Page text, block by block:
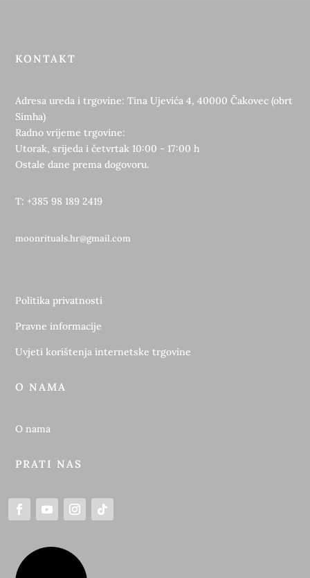
KONTAKT
Adresa ureda i trgovine: Tina Ujevića 4, 40000 Čakovec (obrt
Simha)
Radno vrijeme trgovine:
Utorak, srijeda i četvrtak 10:00 - 17:00 h
Ostale dane prema dogovoru.
T: +385 98 189 2419
moonrituals.hr@gmail.com
Politika privatnosti
Pravne informacije
Uvjeti korištenja internetske trgovine
O NAMA
O nama
PRATI NAS